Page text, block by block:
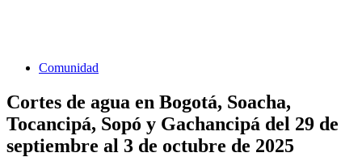
Comunidad
Cortes de agua en Bogotá, Soacha,
Tocancipá, Sopó y Gachancipá del 29 de
septiembre al 3 de octubre de 2025